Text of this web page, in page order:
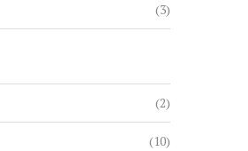
7 août 2026
(3)
(2)
(10)